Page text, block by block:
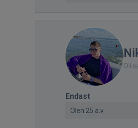
Oli
Endast
Olen 25 a.v